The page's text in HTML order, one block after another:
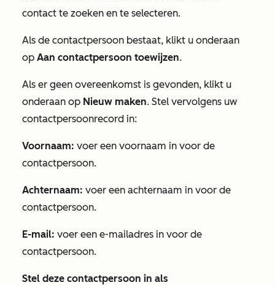
contact te zoeken en te selecteren.
Als de contactpersoon bestaat, klikt u onderaan
op Aan contactpersoon toewijzen.
Als er geen overeenkomst is gevonden, klikt u
onderaan op Nieuw maken. Stel vervolgens uw
contactpersoonrecord in:
Voornaam: voer een voornaam in voor de
contactpersoon.
Achternaam: voer een achternaam in voor de
contactpersoon.
E-mail: voer een e-mailadres in voor de
contactpersoon.
Stel deze contactpersoon in als